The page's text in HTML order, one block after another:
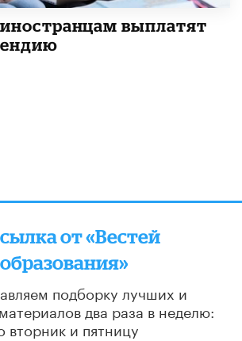
выплатят
от «Вестей
образования»
подборку лучших и
два раза в неделю:
вторник и пятницу